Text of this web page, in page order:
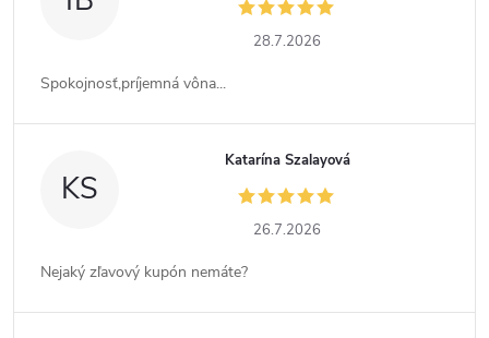
28.7.2026
Spokojnosť,príjemná vôna...
KS
Katarína Szalayová
26.7.2026
Nejaký zľavový kupón nemáte?